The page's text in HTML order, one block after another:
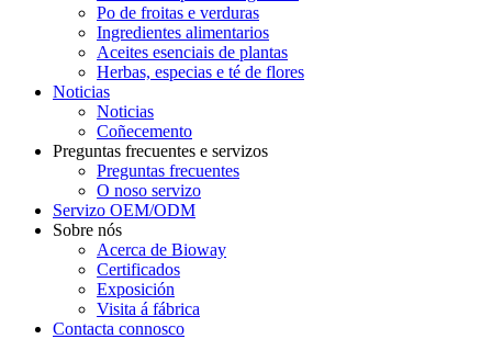
Po de froitas e verduras
Ingredientes alimentarios
Aceites esenciais de plantas
Herbas, especias e té de flores
Noticias
Noticias
Coñecemento
Preguntas frecuentes e servizos
Preguntas frecuentes
O noso servizo
Servizo OEM/ODM
Sobre nós
Acerca de Bioway
Certificados
Exposición
Visita á fábrica
Contacta connosco